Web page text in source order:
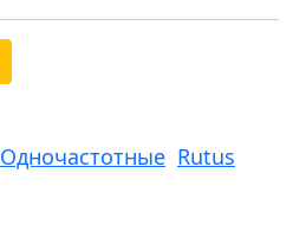
Одночастотные Rutus